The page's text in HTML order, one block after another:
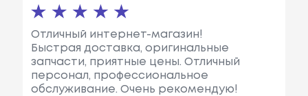
Отличный интернет-магазин!
Быстрая доставка, оригинальные
запчасти, приятные цены. Отличный
персонал, профессиональное
обслуживание. Очень рекомендую!